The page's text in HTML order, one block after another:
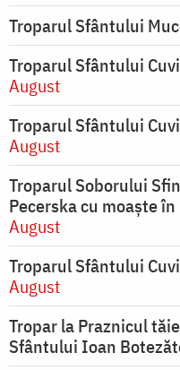
Troparul Sfântului
Troparul Sfântului
August
Troparul Sfântului
August
Troparul Soborului
Pecerska cu moaște
August
Troparul Sfântului
August
Tropar la Praznicul
Sfântului Ioan